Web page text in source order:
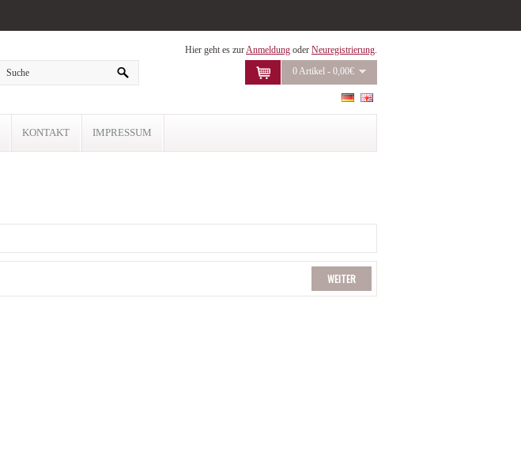
0 Artikel - 0,00€
Hier geht es zurAnmeldung oder Neuregistrierung.
KONTAKT IMPRESSUM
WEITER